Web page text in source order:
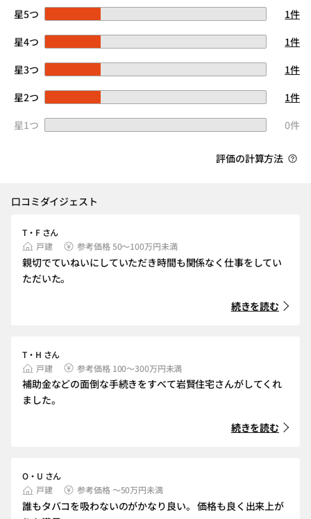
星5つ
1件
星4つ
1件
星3つ
1件
星2つ
1件
星1つ
0件
評価の計算方法
口コミダイジェスト
T・F さん
戸建
参考価格 50～100万円未満
親切でていねいにしていただき時間も関係なく仕事をしてい
ただいた。
続きを読む
T・H さん
戸建
参考価格 100～300万円未満
補助金などの面倒な手続きをすべて岩賢住宅さんがしてくれ
ました。
続きを読む
O・U さん
戸建
参考価格 ～50万円未満
誰もタバコを吸わないのがかなり良い。 価格も良く出来上が